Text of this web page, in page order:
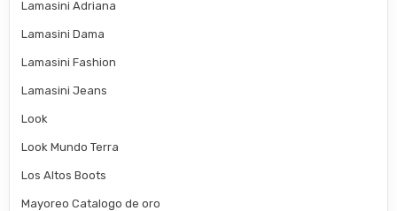
Lamasini Adriana
Lamasini Dama
Lamasini Fashion
Lamasini Jeans
Look
Look Mundo Terra
Los Altos Boots
Mayoreo Catalogo de oro